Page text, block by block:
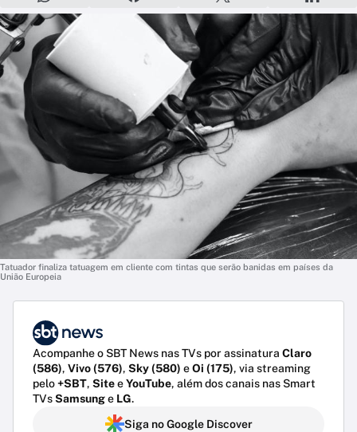
Tatuador finaliza tatuagem em cliente com tintas que serão banidas em países da
União Europeia
Acompanhe o SBT News nas TVs por assinatura Claro
(586), Vivo (576), Sky (580) eOi (175), via streaming
pelo+SBT, SiteeYouTube, além dos canais nas Smart
TVsSamsunge LG.
Siga no Google Discover